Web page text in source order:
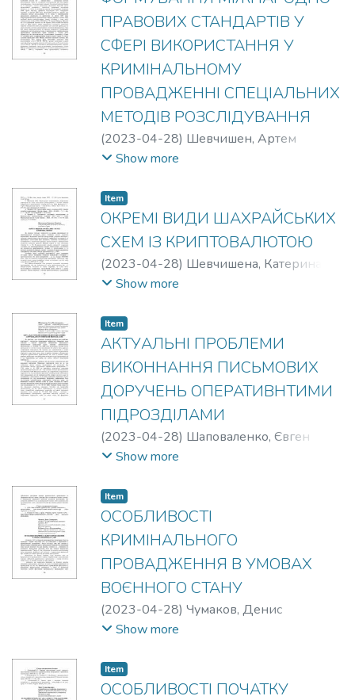
ПРАВОВИХ СТАНДАРТІВ У
СФЕРІ ВИКОРИСТАННЯ У
КРИМІНАЛЬНОМУ
ПРОВАДЖЕННІ СПЕЦІАЛЬНИХ
МЕТОДІВ РОЗСЛІДУВАННЯ
(2023-04-28) Шевчишен, Артем
Вікторович
Show more
Item
ОКРЕМІ ВИДИ ШАХРАЙСЬКИХ
СХЕМ ІЗ КРИПТОВАЛЮТОЮ
(2023-04-28) Шевчишена, Катерина
Петрівна
Show more
Item
АКТУАЛЬНІ ПРОБЛЕМИ
ВИКОННАННЯ ПИСЬМОВИХ
ДОРУЧЕНЬ ОПЕРАТИВНТИМИ
ПІДРОЗДІЛАМИ
(2023-04-28) Шаповаленко, Євген
Володимирович
Show more
Item
ОСОБЛИВОСТІ
КРИМІНАЛЬНОГО
ПРОВАДЖЕННЯ В УМОВАХ
ВОЄННОГО СТАНУ
(2023-04-28) Чумаков, Денис
Дмитрович;Кубарєва, Ольга
Show more
Item
ОСОБЛИВОСТІ ПОЧАТКУ